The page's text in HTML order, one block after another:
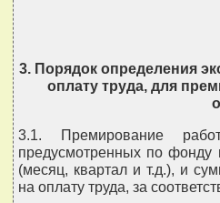
3. Порядок определения
оплату труда, для
3.1. Премирование
предусмотренных по
(месяц, квартал и т.д.), и
на оплату труда, за